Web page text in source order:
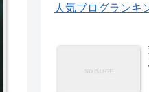
人気ブログランキ